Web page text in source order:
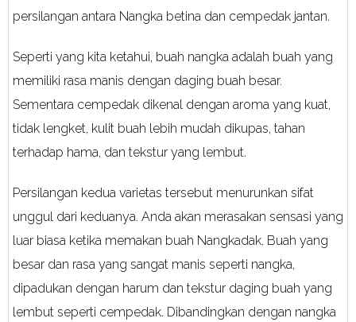
persilangan antara Nangka betina dan cempedak jantan.
Seperti yang kita ketahui, buah nangka adalah buah yang
memiliki rasa manis dengan daging buah besar.
Sementara cempedak dikenal dengan aroma yang kuat,
tidak lengket, kulit buah lebih mudah dikupas, tahan
terhadap hama, dan tekstur yang lembut.
Persilangan kedua varietas tersebut menurunkan sifat
unggul dari keduanya. Anda akan merasakan sensasi yang
luar biasa ketika memakan buah Nangkadak. Buah yang
besar dan rasa yang sangat manis seperti nangka,
dipadukan dengan harum dan tekstur daging buah yang
lembut seperti cempedak. Dibandingkan dengan nangka